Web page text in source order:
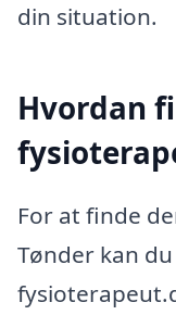
din situation.
Hvordan
For at finde
Tønder kan